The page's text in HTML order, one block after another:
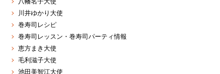
川井ゆかり大使
巻寿司レシピ
巻寿司レッスン・巻寿司パーティ情報
恵方まき大使
毛利滋子大使
池田美智江大使